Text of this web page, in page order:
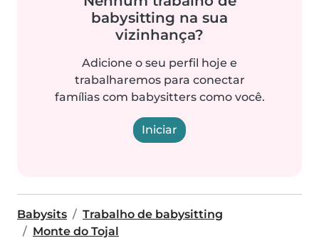
babysitting na sua
vizinhança?
Adicione o seu perfil hoje e
trabalharemos para conectar
famílias com babysitters como você.
Iniciar
Babysits
Trabalho de babysitting
Monte do Tojal